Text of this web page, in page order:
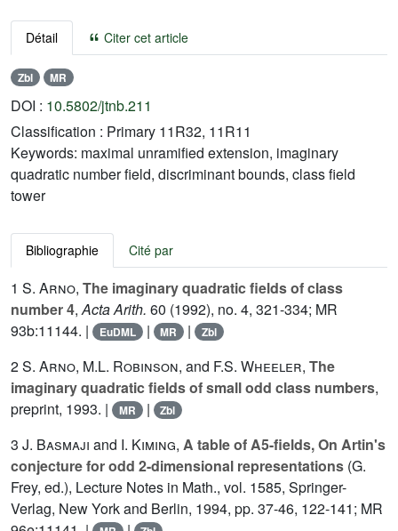
Détail Citer cet article
Zbl MR
DOI : 10.5802/jtnb.211
Classification : Primary 11R32, 11R11
Keywords: maximal unramified extension, imaginary
quadratic number field, discriminant bounds, class field
tower
Bibliographie Cité par
1 S. Arno, The imaginary quadratic fields of class
number 4,Acta Arith. 60 (1992), no. 4, 321-334; MR
93b:11144. |
EuDML | MR | Zbl
2S. Arno, M.L. Robinson, and F.S. Wheeler, The
imaginary quadratic fields of small odd class numbers,
preprint, 1993. |
MR | Zbl
3 J. Basmaji and I. Kiming, A table of A5-fields, On Artin's
conjecture for odd 2-dimensional representations (G.
Frey, ed.), Lecture Notes in Math., vol. 1585, Springer-
Verlag, New York and Berlin, 1994, pp. 37-46, 122-141; MR